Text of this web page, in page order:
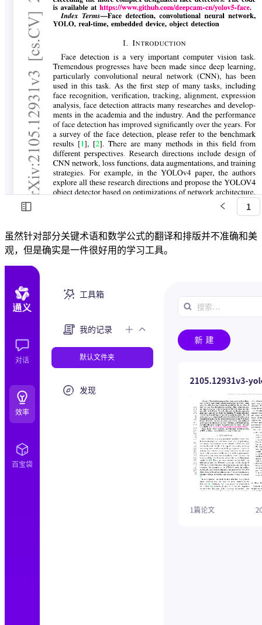
虽然针对部分关键术语和数学公式的翻译和排版并不准确和美
观，但是确实是一件很好用的学习工具。